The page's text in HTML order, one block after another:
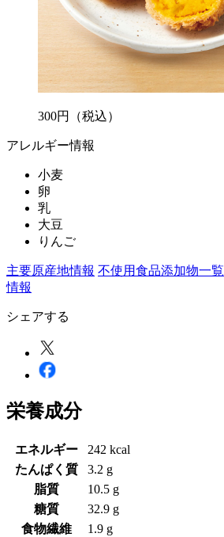
300円 （税込）
アレルギー情報
小麦
卵
乳
大豆
りんご
主要原産地情報 不使用食品添加物一覧
情報
シェアする
栄養成分
エネルギー
242 kcal
たんぱく質
3.2 g
脂質
10.5 g
糖質
32.9 g
食物繊維
1.9 g